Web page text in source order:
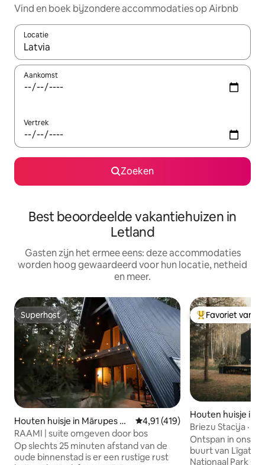
Vind en boek bijzondere accommodaties op Airbnb
Locatie
Wanneer er suggesties beschikbaar zijn, maak je een keuze
Aankomst
Vertrek
Zoeken
Best beoordeelde vakantiehuizen in
Letland
Gasten zijn het ermee eens: deze accommodaties
worden hoog gewaardeerd voor hun locatie, netheid
en meer.
Superhost
Superhost
Houten huisje in Mārupes no
vads
Gemiddelde beoordeling van
4,91 (419)
RAAMI | suite omgeven door bos
Op slechts 25 minuten afstand van de
oude binnenstad is er een rustige rust
Topfavoriet van
Favoriet van
Houten huisje in
Briezu Stacija ·
sauna
Ontspan in ons
buurt van
Nationaal Park